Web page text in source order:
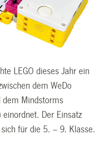
LEGO dieses Jahr ein
dem WeDo
dem Mindstorms
einordnet. Der Einsatz
für die 5. – 9. Klasse.